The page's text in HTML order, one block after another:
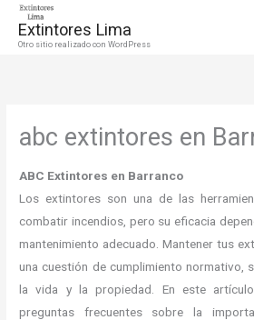
Extintores Lima
Otro sitio realizado con WordPress
abc extintores en
ABC Extintores en Barranco
Los extintores son una de las
combatir incendios, pero su eficacia
mantenimiento adecuado. Mantener tus
una cuestión de cumplimiento normativo,
la vida y la propiedad. En este
preguntas frecuentes sobre la